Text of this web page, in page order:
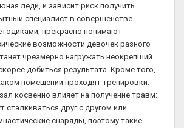
леди, и зависит риск получить
специалист в совершенстве
прекрасно понимают
возможности девочек разного
чрезмерно нагружать неокрепший
добиться результата. Кроме того,
помещении проходят тренировки.
косвенно влияет на получение травм:
сталкиваться друг с другом или
снаряды, поэтому такие